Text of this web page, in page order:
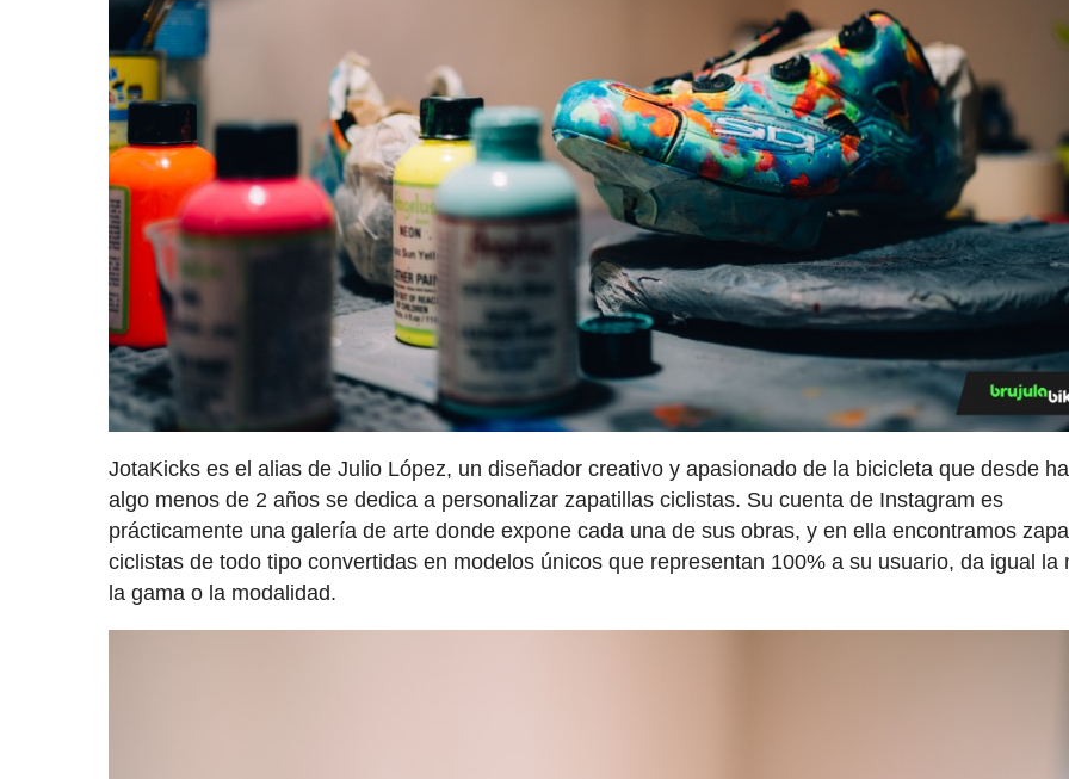
JotaKicks es el alias de Julio López, un diseñador creativo y apasionado de la bicicleta que desde
algo menos de 2 años se dedica a personalizar zapatillas ciclistas. Su cuenta de Instagram es
prácticamente una galería de arte donde expone cada una de sus obras, y en ella encontramos
ciclistas de todo tipo convertidas en modelos únicos que representan 100% a su usuario, da igual la
la gama o la modalidad.